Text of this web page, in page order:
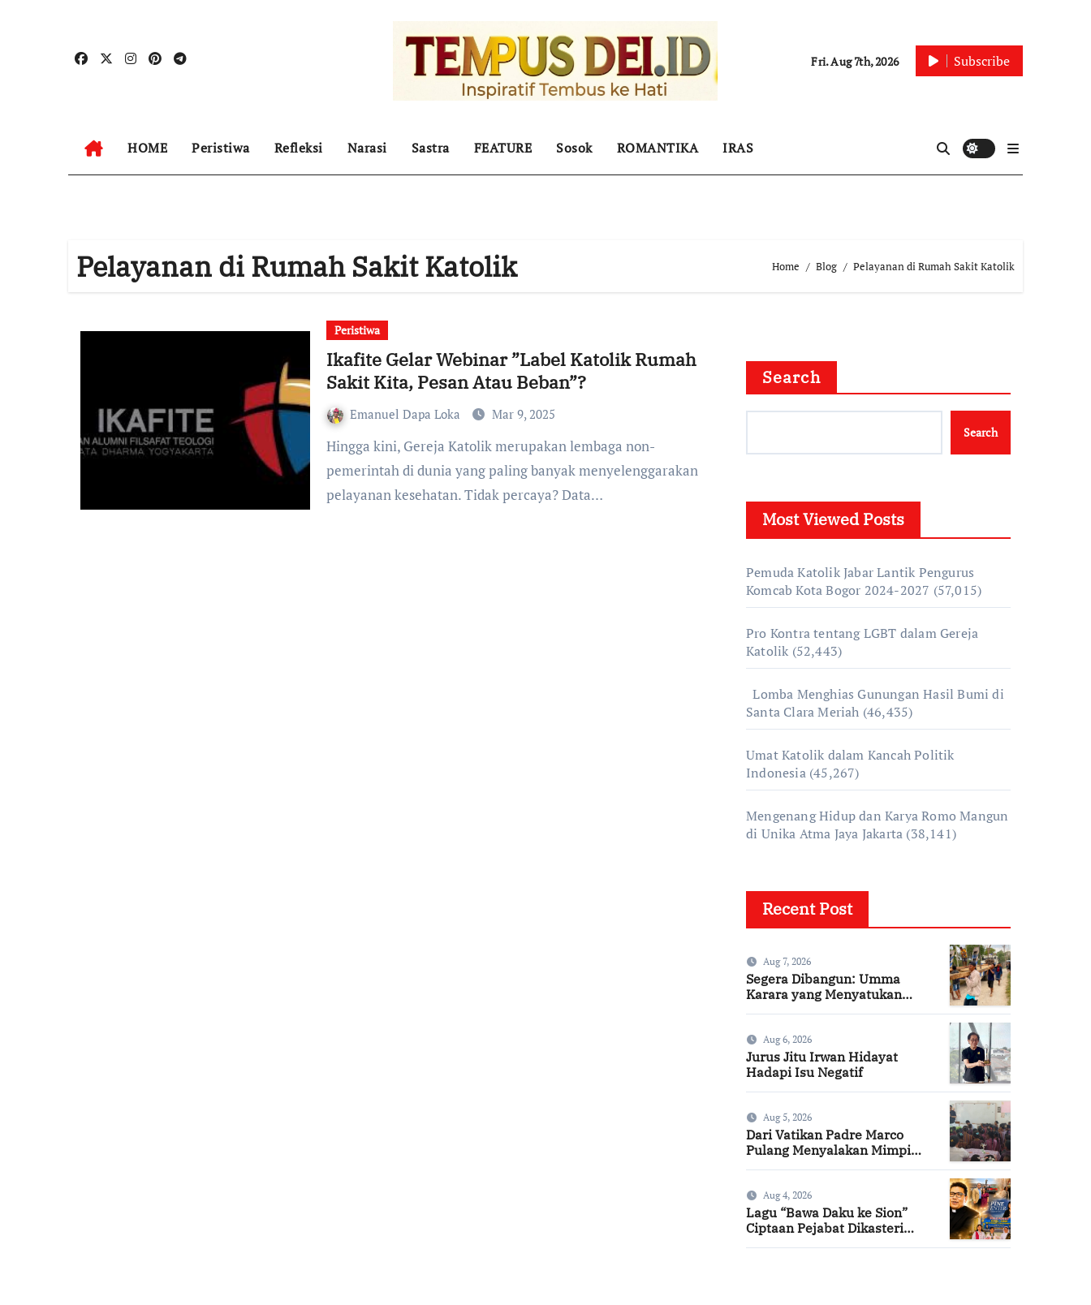
Fri. Aug 7th, 2026 Subscribe
HOME Peristiwa Refleksi Narasi Sastra FEATURE Sosok ROMANTIKA IRAS
Pelayanan di Rumah Sakit Katolik Home Blog Pelayanan di Rumah Sakit Katolik
Peristiwa
Ikafite Gelar Webinar ”Label Katolik Rumah
Sakit Kita, Pesan Atau Beban”?
Emanuel Dapa Loka Mar 9, 2025
Hingga kini, Gereja Katolik merupakan lembaga non-
pemerintah di dunia yang paling banyak menyelenggarakan
pelayanan kesehatan. Tidak percaya? Data…
Search
Search
Most Viewed Posts
Pemuda Katolik Jabar Lantik Pengurus
Komcab Kota Bogor 2024-2027 (57,015)
Pro Kontra tentang LGBT dalam Gereja
Katolik (52,443)
Lomba Menghias Gunungan Hasil Bumi di
Santa Clara Meriah (46,435)
Umat Katolik dalam Kancah Politik
Indonesia (45,267)
Mengenang Hidup dan Karya Romo Mangun
di Unika Atma Jaya Jakarta (38,141)
Recent Post
Aug 7, 2026
Segera Dibangun: Umma
Karara yang Menyatukan
Aug 6, 2026
Jurus Jitu Irwan Hidayat
Hadapi Isu Negatif
Aug 5, 2026
Dari Vatikan Padre Marco
Pulang Menyalakan Mimpi
Aug 4, 2026
Lagu “Bawa Daku ke Sion”
Ciptaan Pejabat Dikasteri